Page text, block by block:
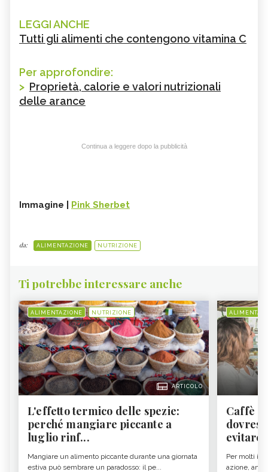
LEGGI ANCHE
Tutti gli alimenti che contengono vitamina C
Per approfondire:
> Proprietà, calorie e valori nutrizionali
delle arance
Continua a leggere dopo la pubblicità
Immagine | Pink Sherbet
da: ALIMENTAZIONE NUTRIZIONE
Ti potrebbe interessare anche
ALIMENTAZIONE NUTRIZIONE
ARTICOLO
L'effetto termico delle spezie:
perché mangiare piccante a
luglio rinf...
Mangiare un alimento piccante durante una giornata
estiva può sembrare un paradosso: il pe...
Caffè
evitare
Per molti il
azione,